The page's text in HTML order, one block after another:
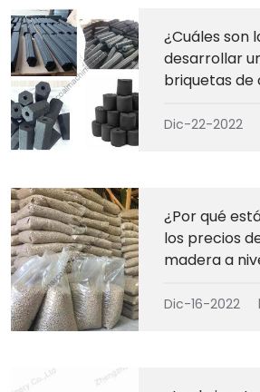
¿Cuáles son
desarrollar
briquetas de
Dic-22-2022
¿Por qué
los precios
madera a
Dic-16-2022